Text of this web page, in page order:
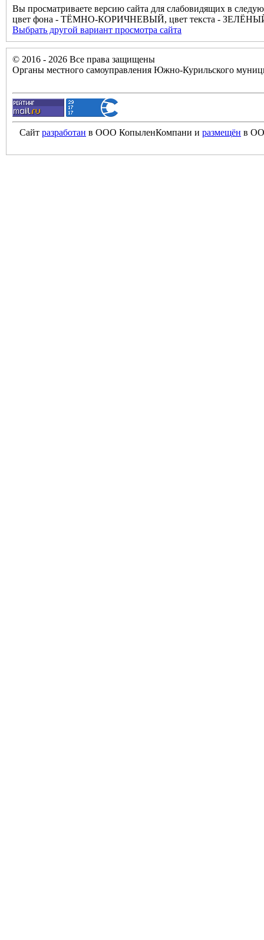
Вы просматриваете версию сайта для слабовидящих в
цвет фона - ТЁМНО-КОРИЧНЕВЫЙ, цвет текста -
Выбрать другой вариант просмотра сайта
© 2016 - 2026 Все права защищены
Органы местного самоуправления Южно-Курильского
Сайт разработан в ООО КопыленКомпани и размещён в